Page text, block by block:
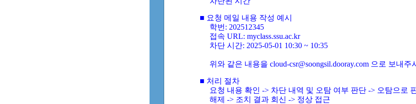
■ 요청 메일 내용 작성 예시
학번: 202512345
접속 URL: myclass.ssu.ac.kr
차단 시간: 2025-05-01 10:30 ~ 10:35
위와 같은 내용을 cloud-csr@soongsil.dooray.com 으로 보내주
■ 처리 절차
요청 내용 확인 -> 차단 내역 및 오탐 여부 판단 -> 오탐으로
해제 -> 조치 결과 회신 -> 정상 접근